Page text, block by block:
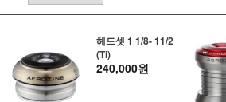
헤드셋 1 1/8- 11/2
(Ti)
240,000원